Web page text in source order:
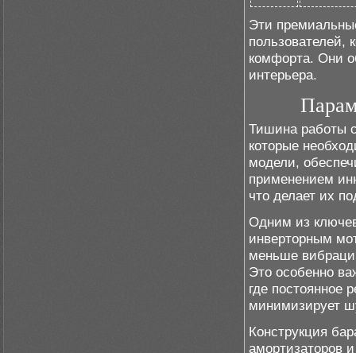
Эти
пользователей,
комфорта. Они
интерьера.
Тишина работы
которые
модели,
применением
что делает их
Одним из
инверторным
меньше
Это особенно
где постоянное
минимизирует
Конструкция
амортизаторов